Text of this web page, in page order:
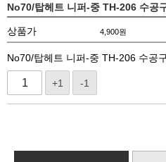
No70/탑헤트 니퍼-중 TH-206 수공
상품가 4,900원
No70/탑헤트 니퍼-중 TH-206 수공
+1 -1